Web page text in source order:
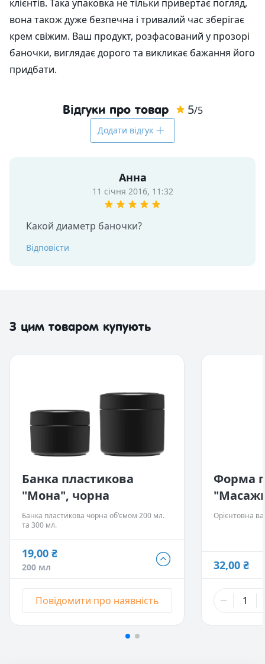
клієнтів. Така упаковка не тільки привертає погляд,
вона також дуже безпечна і тривалий час зберігає
крем свіжим. Ваш продукт, розфасований у прозорі
баночки, виглядає дорого та викликає бажання його
придбати.
Відгуки про товар 5/5
Додати відгук
Анна
11 січня 2016, 11:32
Какой диаметр баночки?
Відповісти
З цим товаром купують
Банка пластикова
"Мона", чорна
Банка пластикова чорна об'ємом 200 мл.
та 300 мл.
19,00 ₴
200 мл
19,00 ₴
200 мл
21,00 ₴
300 мл- Немає в наявності
Повідомити про наявність
Форма
Орієнтовна
32,00 ₴